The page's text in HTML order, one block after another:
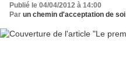
Publié le 04/04/2012 à 14:00
Par un chemin d'acceptation de soi